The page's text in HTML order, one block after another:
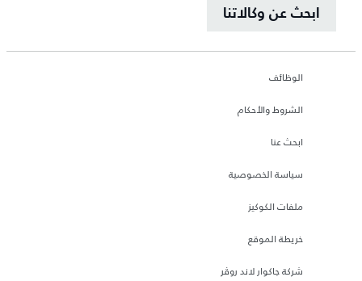
ابحث عن وكالاتنا
الوظائف
الشروط والأحكام
ابحث عنا
سياسة الخصوصية
ملفات الكوكيز
خريطة الموقع
شركة جاكوار لاند روڤر